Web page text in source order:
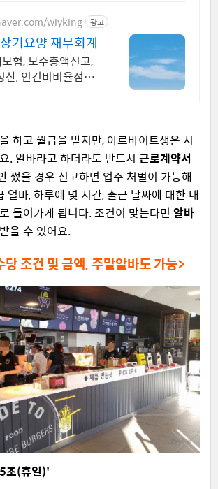
wiyking 광고
기요양 재무회계
험, 보수총액신고,
산, 인건비비율점검,
하고 월급을 받지만, 아르바이트생은 시
. 알바라고 하더라도 반드시 근로계약서
썼을 경우 신고하면 업주 처벌이 가능해
얼마, 하루에 몇 시간, 출근 날짜에 대한 내
들어가게 됩니다. 조건이 맞는다면 알바
을 수 있어요.
조건 및 금액, 주말알바도 가능>
조(휴일)'